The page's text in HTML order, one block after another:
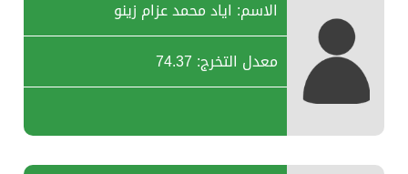
الاسم: اياد محمد عزام زينو
معدل التخرج: 74.37